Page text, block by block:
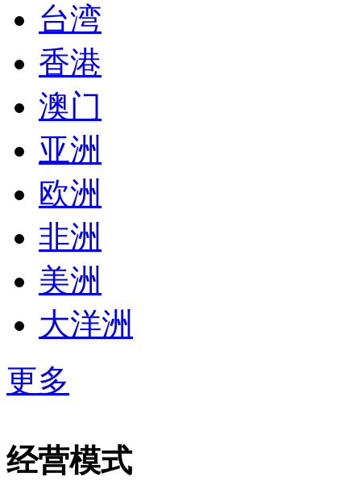
台湾
香港
澳门
亚洲
欧洲
非洲
美洲
大洋洲
更多
经营模式